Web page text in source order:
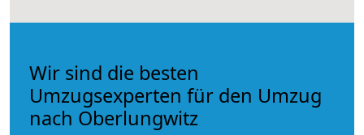
Wir sind die besten
Umzugsexperten für den Umzug
nach Oberlungwitz